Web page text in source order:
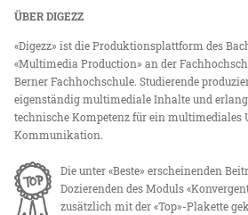
ÜBER DIGEZZ
«Digezz» ist die Produktionsplattform des
«Multimedia Production» an der
Berner Fachhochschule. Studierende
eigenständig multimediale Inhalte und
technische Kompetenz für ein multimediales
Kommunikation.
Die unter «Beste» erscheinenden
Dozierenden des Moduls
zusätzlich mit der «Top»-Plakette